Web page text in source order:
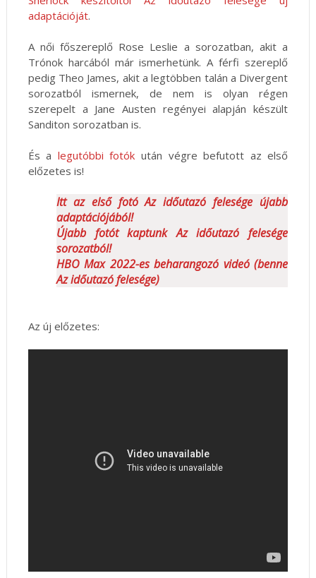
adaptációját.
A női főszereplő Rose Leslie a sorozatban, akit a
Trónok harcából már ismerhetünk. A férfi szereplő
pedig Theo James, akit a legtöbben talán a Divergent
sorozatból ismernek, de nem is olyan régen
szerepelt a Jane Austen regényei alapján készült
Sanditon sorozatban is.
És a legutóbbi fotók után végre befutott az első
előzetes is!
Itt az első fotó Az időutazó felesége újabb
adaptációjából!
Újabb fotót kaptunk Az időutazó felesége
sorozatból!
HBO Max 2022-es beharangozó videó (benne
Az időutazó felesége)
Az új előzetes: